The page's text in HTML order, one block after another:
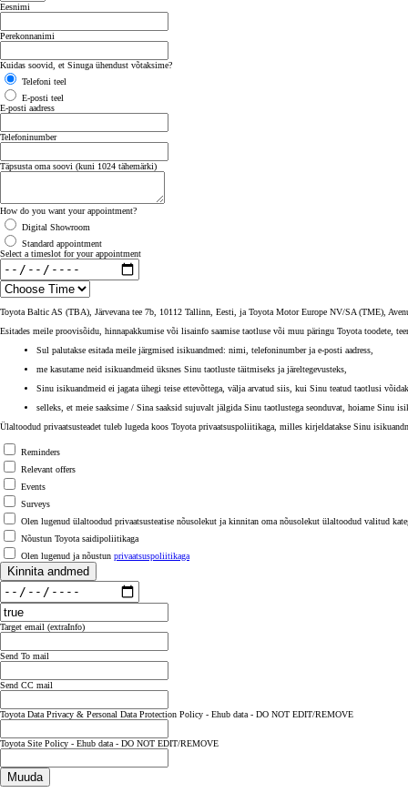
Eesnimi
Perekonnanimi
Kuidas soovid, et Sinuga ühendust võtaksime?
Telefoni teel
E-posti teel
E-posti aadress
Telefoninumber
Täpsusta oma soovi (kuni 1024 tähemärki)
How do you want your appointment?
Digital Showroom
Standard appointment
Select a timeslot for your appointment
Toyota Baltic AS (TBA), Järvevana tee 7b, 10112 Tallinn, Eesti, ja Toyota Motor Europe NV/SA (TME),
Esitades meile proovisõidu, hinnapakkumise või lisainfo saamise taotluse või muu päringu Toyota toodete,
Sul palutakse esitada meile järgmised isikuandmed: nimi, telefoninumber ja e-posti aadress,
me kasutame neid isikuandmeid üksnes Sinu taotluste täitmiseks ja järeltegevusteks,
Sinu isikuandmeid ei jagata ühegi teise ettevõttega, välja arvatud siis, kui Sinu teatud taotlusi
selleks, et meie saaksime / Sina saaksid sujuvalt jälgida Sinu taotlustega seonduvat, hoiame Sinu
Ülaltoodud privaatsusteadet tuleb lugeda koos Toyota privaatsuspoliitikaga, milles kirjeldatakse Sinu
Reminders
Relevant offers
Events
Surveys
Olen lugenud ülaltoodud privaatsusteatise nõusolekut ja kinnitan oma nõusolekut ülaltoodud valitud
Nõustun Toyota saidipoliitikaga
Olen lugenud ja nõustun privaatsuspoliitikaga
Kinnita andmed
Target email (extraInfo)
Send To mail
Send CC mail
Toyota Data Privacy & Personal Data Protection Policy - Ehub data - DO NOT EDIT/REMOVE
Toyota Site Policy - Ehub data - DO NOT EDIT/REMOVE
Muuda